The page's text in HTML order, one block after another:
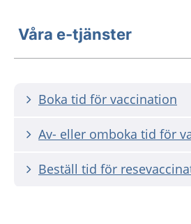
Våra e-tjänster
Boka tid för vaccination
Av- eller omboka tid för
Beställ tid för